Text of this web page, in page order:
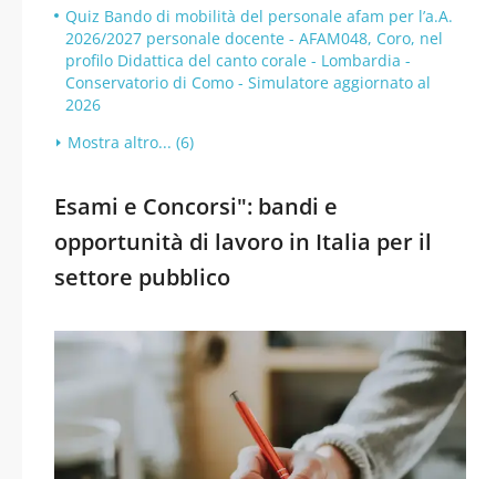
Quiz Bando di mobilità del personale afam per l’a.A.
2026/2027 personale docente - AFAM048, Coro, nel
profilo Didattica del canto corale - Lombardia -
Conservatorio di Como - Simulatore aggiornato al
2026
Mostra altro... (6)
Esami e Concorsi": bandi e
opportunità di lavoro in Italia per il
settore pubblico